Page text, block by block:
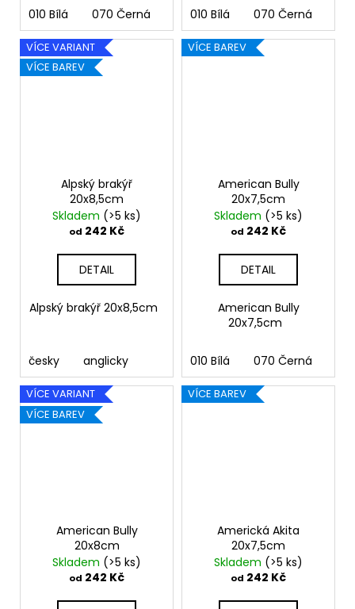
010 Bílá 070 Černá 090 Stříbrná 091 Zlatá
010 Bílá 070 Černá
VÍCE VARIANT
VÍCE BAREV
Alpský brakýř
20x8,5cm
Skladem (>5 ks)
od 242 Kč
DETAIL
Alpský brakýř 20x8,5cm
česky anglicky
VÍCE BAREV
American Bully
20x7,5cm
Skladem (>5 ks)
od 242 Kč
DETAIL
American Bully
20x7,5cm
010 Bílá 070 Černá
VÍCE VARIANT
VÍCE BAREV
American Bully
20x8cm
Skladem (>5 ks)
od 242 Kč
VÍCE BAREV
Americká Akita
20x7,5cm
Skladem (>5 ks)
od 242 Kč